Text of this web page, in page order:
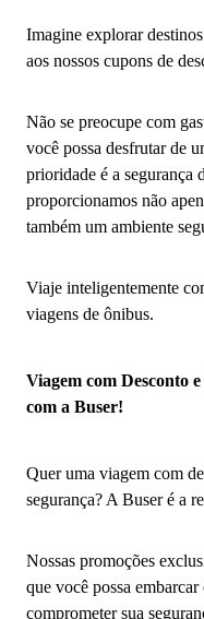
Imagine explorar
aos nossos cupons de
Não se preocupe com
você possa desfrutar de
prioridade é a segurança
proporcionamos não
também um ambiente
Viaje inteligentemente
viagens de ônibus.
Viagem com Desconto
com a Buser!
Quer uma viagem com
segurança? A Buser é a
Nossas promoções
que você possa
comprometer sua